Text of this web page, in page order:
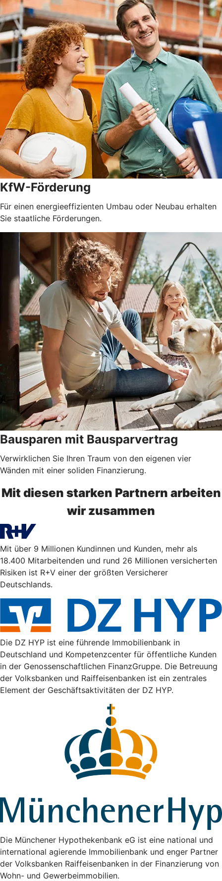
KfW-Förderung
Für einen energieeffizienten Umbau oder Neubau erhalten
Sie staatliche Förderungen.
Bausparen mit Bausparvertrag
Verwirklichen Sie Ihren Traum von den eigenen vier
Wänden mit einer soliden Finanzierung.
Mit diesen starken Partnern arbeiten
wir zusammen
Mit über 9 Millionen Kundinnen und Kunden, mehr als
18.400 Mitarbeitenden und rund 26 Millionen versicherten
Risiken ist R+V einer der größten Versicherer
Deutschlands.
Die DZ HYP ist eine führende Immobilienbank in
Deutschland und Kompetenzcenter für öffentliche Kunden
in der Genossenschaftlichen FinanzGruppe. Die Betreuung
der Volksbanken und Raiffeisenbanken ist ein zentrales
Element der Geschäftsaktivitäten der DZ HYP.
Die Münchener Hypothekenbank eG ist eine national und
international agierende Immobilienbank und enger Partner
der Volksbanken Raiffeisenbanken in der Finanzierung von
Wohn- und Gewerbeimmobilien.